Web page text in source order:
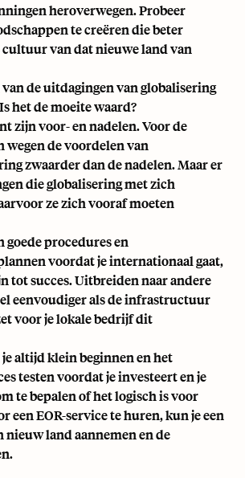
heroverwegen. Probeer
te creëren die beter
van dat nieuwe land van
de uitdagingen van globalisering
het de moeite waard?
zijn voor- en nadelen. Voor de
wegen de voordelen van
zwaarder dan de nadelen. Maar er
die globalisering met zich
ze zich vooraf moeten
goede procedures en
voordat je internationaal gaat,
tot succes. Uitbreiden naar andere
eenvoudiger als de infrastructuur
voor je lokale bedrijf dit
altijd klein beginnen en het
testen voordat je investeert en je
te bepalen of het logisch is voor
een EOR-service te huren, kun je een
nieuw land aannemen en de